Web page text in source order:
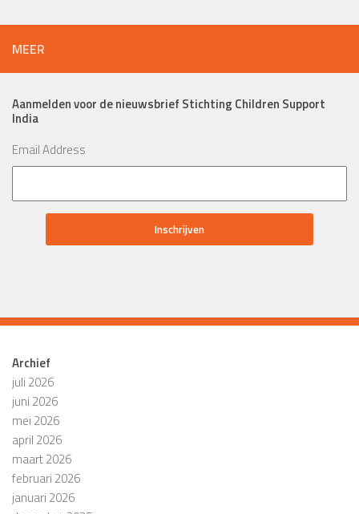
MEER
Aanmelden voor de nieuwsbrief Stichting Children Support
India
Email Address
Archief
juli 2026
juni 2026
mei 2026
april 2026
maart 2026
februari 2026
januari 2026